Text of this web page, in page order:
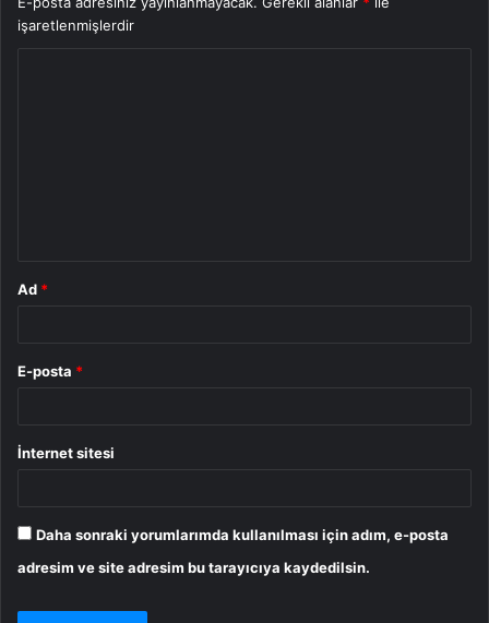
işaretlenmişlerdir
Ad *
E-posta *
İnternet sitesi
Daha sonraki yorumlarımda kullanılması için adım, e-posta
adresim ve site adresim bu tarayıcıya kaydedilsin.